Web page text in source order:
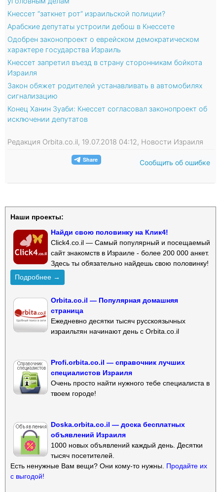
Кнессет “заткнет рот” израильской полиции?
Арабские депутаты устроили дебош в Кнессете
Одобрен законопроект о еврейском демократическом
характере государства Израиль
Кнессет запретил въезд в страну сторонникам бойкота
Израиля
Закон обяжет родителей устанавливать в автомобилях
сигнализацию
Конец Ханин Зуаби: Кнессет согласовал законопроект об
исключении депутатов
Редакция Orbita.co.il, 19.07.2018 04:12, Новости Израиля
Сообщить об ошибке
Наши проекты:
Найди свою половинку на Клик4!
Click4.co.il — Самый популярный и посещаемый
сайт знакомств в Израиле - более 200 000 анкет.
Здесь ты обязательно найдешь свою половинку!
Подробнее →
Orbita.co.il — Популярная домашняя
страница
Ежедневно десятки тысяч русскоязычных
израильтян начинают день с Orbita.co.il
Profi.orbita.co.il — справочник лучших
специалистов Израиля
Очень просто найти нужного тебе специалиста в
твоем городе!
Doska.orbita.co.il — доска бесплатных
объявлений Израиля
1000 новых объявлений каждый день. Десятки
тысяч посетителей.
Есть ненужные Вам вещи? Они кому-то нужны. Продайте их
с выгодой!